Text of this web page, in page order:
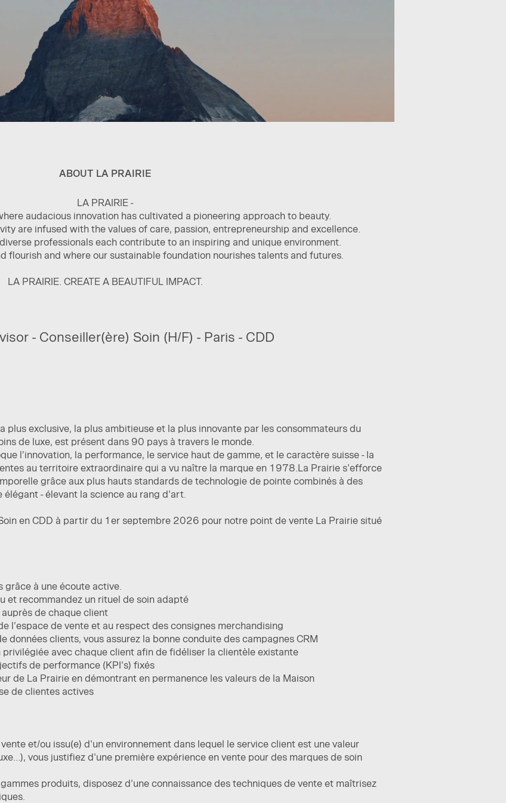
ABOUT LA PRAIRIE
LA PRAIRIE -
audacious innovation has cultivated a pioneering approach to beauty.
are infused with the values of care, passion, entrepreneurship and excellence.
professionals each contribute to an inspiring and unique environment.
flourish and where our sustainable foundation nourishes talents and futures.
LA PRAIRIE. CREATE A BEAUTIFUL IMPACT.
- Conseiller(ère) Soin (H/F) - Paris - CDD
plus exclusive, la plus ambitieuse et la plus innovante par les consommateurs du
de luxe, est présent dans 90 pays à travers le monde.
l’innovation, la performance, le service haut de gamme, et le caractère suisse - la
au territoire extraordinaire qui a vu naître la marque en 1978.La Prairie s'efforce
grâce aux plus hauts standards de technologie de pointe combinés à des
- élevant la science au rang d'art.
en CDD à partir du 1er septembre 2026 pour notre point de vente La Prairie situé
à une écoute active.
et recommandez un rituel de soin adapté
auprès de chaque client
l’espace de vente et au respect des consignes merchandising
données clients, vous assurez la bonne conduite des campagnes CRM
avec chaque client afin de fidéliser la clientèle existante
de performance (KPI’s) fixés
de La Prairie en démontrant en permanence les valeurs de la Maison
de clientes actives
et/ou issu(e) d'un environnement dans lequel le service client est une valeur
vous justifiez d'une première expérience en vente pour des marques de soin
produits, disposez d'une connaissance des techniques de vente et maîtrisez